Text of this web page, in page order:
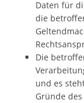
Daten für
die
Die
und es
Gründe